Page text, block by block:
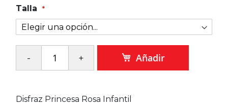
Talla
Añadir
Disfraz Princesa Rosa Infantil